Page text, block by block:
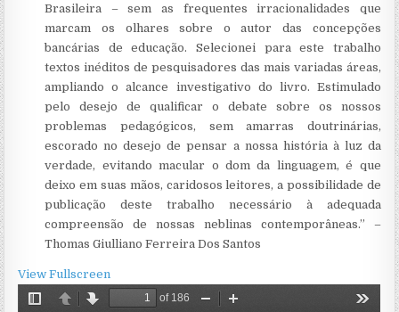
Brasileira – sem as frequentes irracionalidades que
marcam os olhares sobre o autor das concepções
bancárias de educação. Selecionei para este trabalho
textos inéditos de pesquisadores das mais variadas áreas,
ampliando o alcance investigativo do livro. Estimulado
pelo desejo de qualificar o debate sobre os nossos
problemas pedagógicos, sem amarras doutrinárias,
escorado no desejo de pensar a nossa história à luz da
verdade, evitando macular o dom da linguagem, é que
deixo em suas mãos, caridosos leitores, a possibilidade de
publicação deste trabalho necessário à adequada
compreensão de nossas neblinas contemporâneas.” –
Thomas Giulliano Ferreira Dos Santos
View Fullscreen